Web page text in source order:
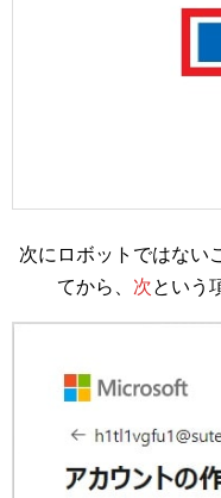
次にロボットではない
てから、 次という